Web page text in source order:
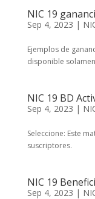
NIC 19
Sep 4, 2023 |
Ejemplos de
disponible
NIC 19 BD
Sep 4, 2023 |
Seleccione: Este
suscriptores.
NIC 19
Sep 4, 2023 |